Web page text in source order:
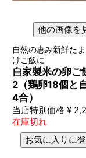
他の画像を
自然の恵み新鮮た
けご飯に
自家製米の卵ご
2（鶏卵18個と
4合）
当店特別価格 ¥
在庫切れ
お気に入りに